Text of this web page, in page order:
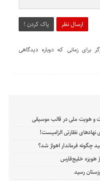
ارسال نظر پاک کردن !
برای زمانی که دوباره دیدگاهی
و هویت ملی در قالب موسیقی
نظارتی الزامیست!
فرماندار اهواز شد؟
هویزه خلیج‌فارس